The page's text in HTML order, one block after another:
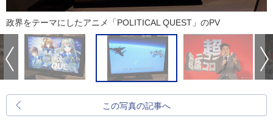
政界をテーマにしたアニメ「POLITICAL QUEST」のPV
この写真の記事へ